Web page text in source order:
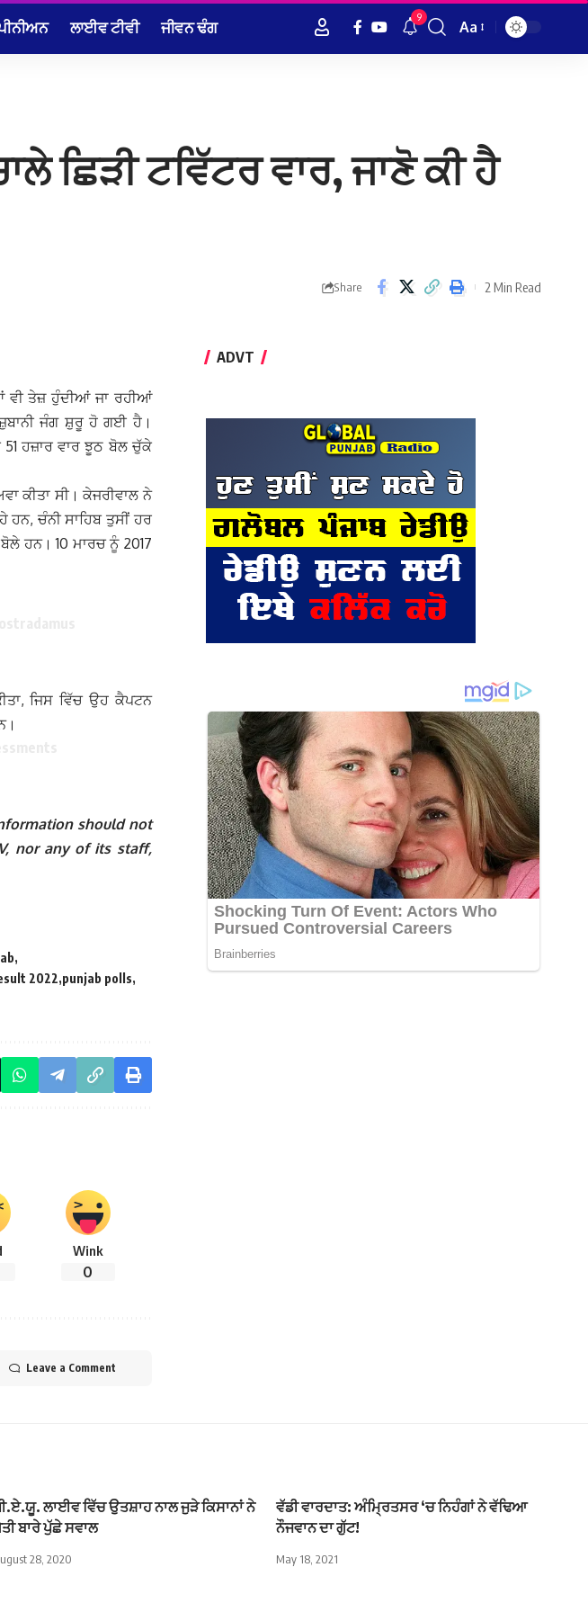
ਲਾਈਵ ਟੀਵੀ ਜੀਵਨ ਢੰਗ 9
Font
Aa
ਛਿੜੀ ਟਵਿੱਟਰ ਵਾਰ, ਜਾਣੋ ਕੀ ਹੈ
Share 2 Min Read
ਵੀ ਤੇਜ਼ ਹੁੰਦੀਆਂ ਜਾ ਰਹੀਆਂ
ਜੰਗ ਸ਼ੁਰੂ ਹੋ ਗਈ ਹੈ।
ਹਜ਼ਾਰ ਵਾਰ ਝੂਠ ਬੋਲ ਚੁੱਕੇ
ਕੀਤਾ ਸੀ। ਕੇਜਰੀਵਾਲ ਨੇ
ਹਨ, ਚੰਨੀ ਸਾਹਿਬ ਤੁਸੀਂ ਹਰ
ਹਨ। 10 ਮਾਰਚ ਨੂੰ 2017
ਜਿਸ ਵਿੱਚ ਉਹ ਕੈਪਟਨ
should not
nor any of its staff,
2022 punjab polls
Wink
0
Leave a Comment
ADVT
ਲਾਈਵ ਵਿੱਚ ਉਤਸ਼ਾਹ ਨਾਲ ਜੁੜੇ ਕਿਸਾਨਾਂ ਨੇ
ਬਾਰੇ ਪੁੱਛੇ ਸਵਾਲ
28, 2020
ਵੱਡੀ ਵਾਰਦਾਤ: ਅੰਮ੍ਰਿਤਸਰ ‘ਚ ਨਿਹੰਗਾਂ ਨੇ ਵੱਢਿਆ
ਨੌਜਵਾਨ ਦਾ ਗੁੱਟ!
May 18, 2021